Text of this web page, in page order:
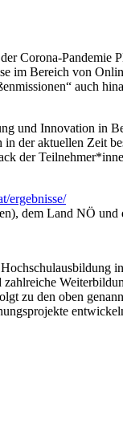
Corona-Pandemie
im Bereich von
auch
und Innovation
der aktuellen Zeit
der
ergebnisse/
dem Land NÖ und
zu den oben